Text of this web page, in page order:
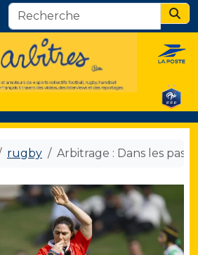
rugby Arbitrage : Dans les pas